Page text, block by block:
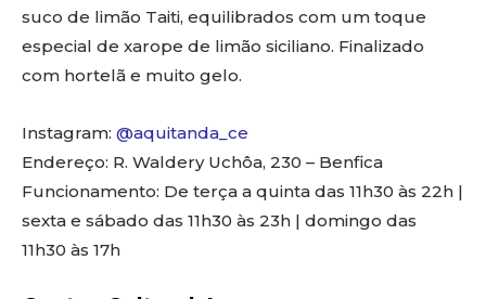
suco de limão Taiti, equilibrados com um toque
especial de xarope de limão siciliano. Finalizado
com hortelã e muito gelo.
Instagram: @aquitanda_ce
Endereço: R. Waldery Uchôa, 230 – Benfica
Funcionamento: De terça a quinta das 11h30 às 22h |
sexta e sábado das 11h30 às 23h | domingo das
11h30 às 17h